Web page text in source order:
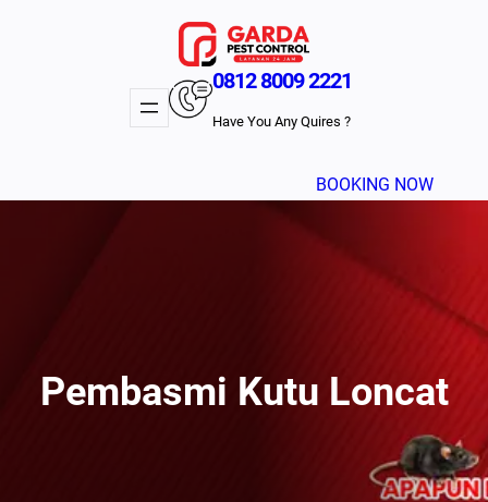
0812 8009 2221
Have You Any Quires ?
BOOKING NOW
Pembasmi Kutu Loncat